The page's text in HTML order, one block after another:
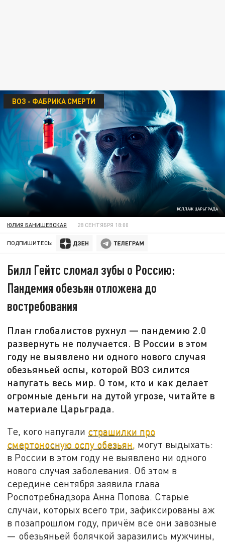
КОЛЛАЖ ЦАРЬГРАДА
ВОЗ - ФАБРИКА СМЕРТИ
ЮЛИЯ БАНИШЕВСКАЯ 28 СЕНТЯБРЯ 18:00
ПОДПИШИТЕСЬ:
Билл Гейтс сломал зубы о Россию:
Пандемия обезьян отложена до
востребования
План глобалистов рухнул — пандемию 2.0
развернуть не получается. В России в этом
году не выявлено ни одного нового случая
обезьяньей оспы, которой ВОЗ силится
напугать весь мир. О том, кто и как делает
огромные деньги на дутой угрозе, читайте в
материале Царьграда.
Те, кого напугали страшилки про
смертоносную оспу обезьян, могут выдыхать:
в России в этом году не выявлено ни одного
нового случая заболевания. Об этом в
середине сентября заявила глава
Роспотребнадзора Анна Попова. Старые
случаи, которых всего три, зафиксированы аж
в позапрошлом году, причём все они завозные
— обезьяньей болячкой заразились мужчины,